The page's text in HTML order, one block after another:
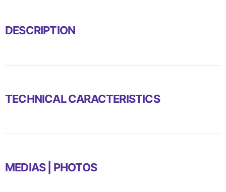
DESCRIPTION
TECHNICAL CARACTERISTICS
MEDIAS | PHOTOS